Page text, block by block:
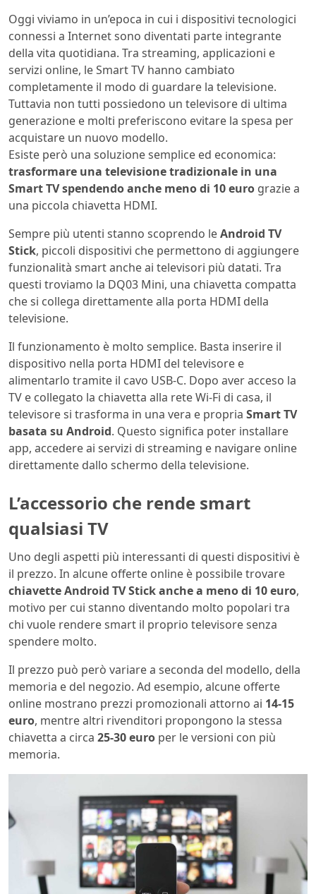
Oggi viviamo in un’epoca in cui i dispositivi tecnologici
connessi a Internet sono diventati parte integrante
della vita quotidiana. Tra streaming, applicazioni e
servizi online, le Smart TV hanno cambiato
completamente il modo di guardare la televisione.
Tuttavia non tutti possiedono un televisore di ultima
generazione e molti preferiscono evitare la spesa per
acquistare un nuovo modello.
Esiste però una soluzione semplice ed economica:
trasformare una televisione tradizionale in una
Smart TV spendendo anche meno di 10 euro grazie a
una piccola chiavetta HDMI.
Sempre più utenti stanno scoprendo leAndroid TV
Stick, piccoli dispositivi che permettono di aggiungere
funzionalità smart anche ai televisori più datati. Tra
questi troviamo la DQ03 Mini, una chiavetta compatta
che si collega direttamente alla porta HDMI della
televisione.
Il funzionamento è molto semplice. Basta inserire il
dispositivo nella porta HDMI del televisore e
alimentarlo tramite il cavo USB-C. Dopo aver acceso la
TV e collegato la chiavetta alla rete Wi-Fi di casa, il
televisore si trasforma in una vera e propria Smart TV
basata su Android. Questo significa poter installare
app, accedere ai servizi di streaming e navigare online
direttamente dallo schermo della televisione.
L’accessorio che rende smart
qualsiasi TV
Uno degli aspetti più interessanti di questi dispositivi è
il prezzo. In alcune offerte online è possibile trovare
chiavette Android TV Stick anche a meno di 10 euro,
motivo per cui stanno diventando molto popolari tra
chi vuole rendere smart il proprio televisore senza
spendere molto.
Il prezzo può però variare a seconda del modello, della
memoria e del negozio. Ad esempio, alcune offerte
online mostrano prezzi promozionali attorno ai 14-15
euro, mentre altri rivenditori propongono la stessa
chiavetta a circa 25-30 euro per le versioni con più
memoria.